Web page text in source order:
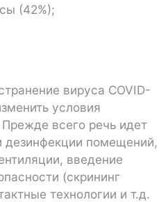
(42%);
вируса COVID-
условия
всего речь идет
дезинфекции помещений,
введение
(скрининг
технологии и т.д.